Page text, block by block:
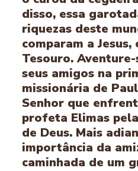
disso, essa
riquezas deste
comparam a
Tesouro.
seus amigos na
missionária de
Senhor que
profeta Elimas
de Deus. Mais
importância da
caminhada de um